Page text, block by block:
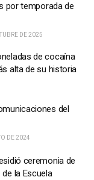
por temporada de
DE 2025
de cocaína
alta de su historia
del
DE 2024
ceremonia de
la Escuela